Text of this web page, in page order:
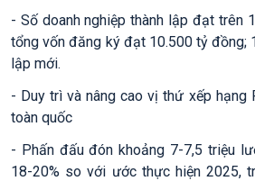
- Số doanh nghiệp thành lập đạt trên
tổng vốn đăng ký đạt 10.500 tỷ đồng;
lập mới.
- Duy trì và nâng cao vị thứ xếp hạng
toàn quốc
- Phấn đấu đón khoảng 7-7,5 triệu
18-20% so với ước thực hiện 2025,